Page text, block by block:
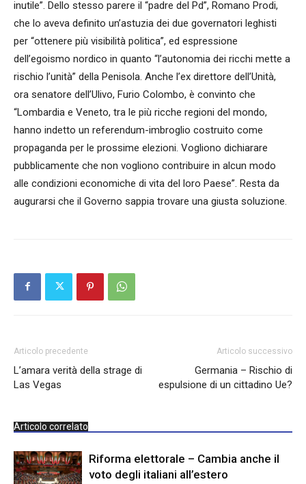
inutile”. Dello stesso parere il “padre del Pd”, Romano Prodi,
che lo aveva definito un’astuzia dei due governatori leghisti
per “ottenere più visibilità politica”, ed espressione
dell’egoismo nordico in quanto “l’autonomia dei ricchi mette a
rischio l’unità” della Penisola. Anche l’ex direttore dell’Unità,
ora senatore dell’Ulivo, Furio Colombo, è convinto che
“Lombardia e Veneto, tra le più ricche regioni del mondo,
hanno indetto un referendum-imbroglio costruito come
propaganda per le prossime elezioni. Vogliono dichiarare
pubblicamente che non vogliono contribuire in alcun modo
alle condizioni economiche di vita del loro Paese”. Resta da
augurarsi che il Governo sappia trovare una giusta soluzione.
Articolo precedente
L’amara verità della strage di
Las Vegas
Articolo successivo
Germania – Rischio di
espulsione di un cittadino Ue?
Articolo correlato
Riforma elettorale – Cambia anche il
voto degli italiani all’estero